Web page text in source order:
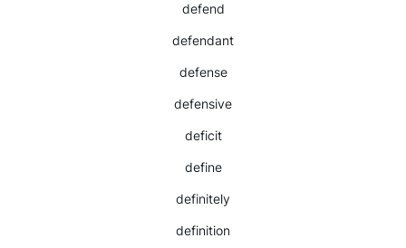
defend
defendant
defense
defensive
deficit
define
definitely
definition